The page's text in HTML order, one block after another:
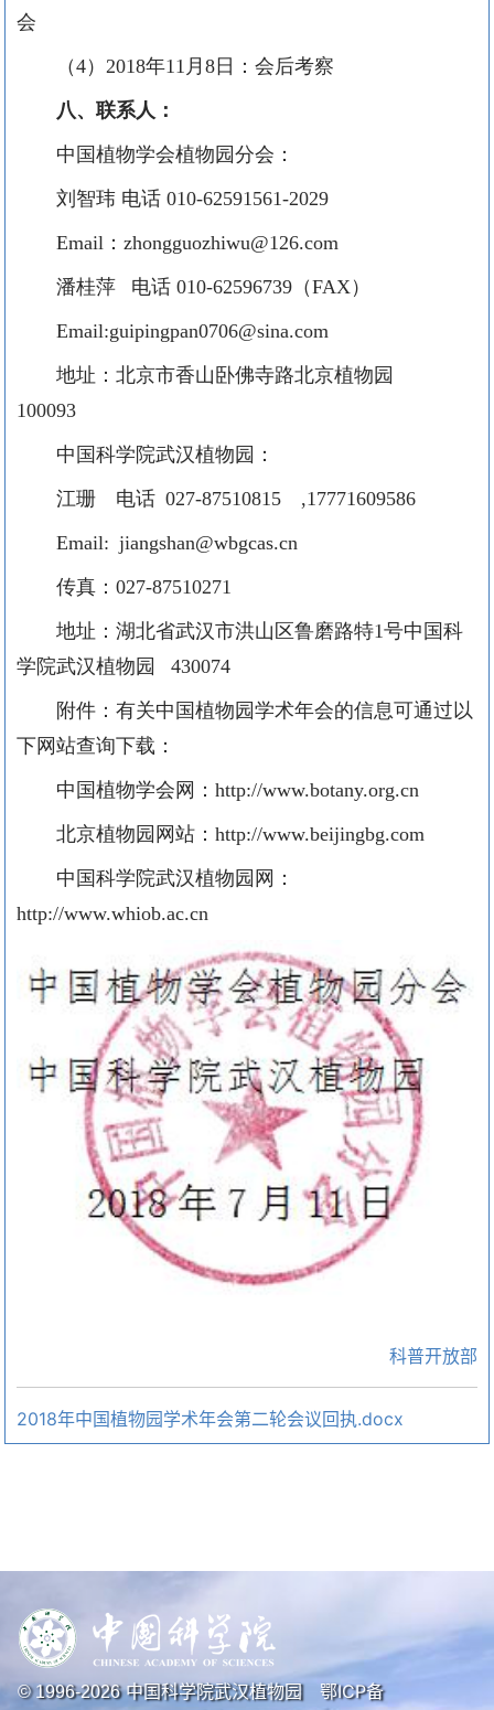
会
（4）2018年11月8日：会后考察
八、联系人：
中国植物学会植物园分会：
刘智玮 电话 010-62591561-2029
Email：zhongguozhiwu@126.com
潘桂萍 电话 010-62596739（FAX）
Email:guipingpan0706@sina.com
地址：北京市香山卧佛寺路北京植物园
100093
中国科学院武汉植物园：
江珊 电话 027-87510815 ,17771609586
Email: jiangshan@wbgcas.cn
传真：027-87510271
地址：湖北省武汉市洪山区鲁磨路特1号中国科
学院武汉植物园 430074
附件：有关中国植物园学术年会的信息可通过以
下网站查询下载：
中国植物学会网：http://www.botany.org.cn
北京植物园网站：http://www.beijingbg.com
中国科学院武汉植物园网：
http://www.whiob.ac.cn
科普开放部
2018年中国植物园学术年会第二轮会议回执.docx
© 1996-2026中国科学院武汉植物园 鄂ICP备